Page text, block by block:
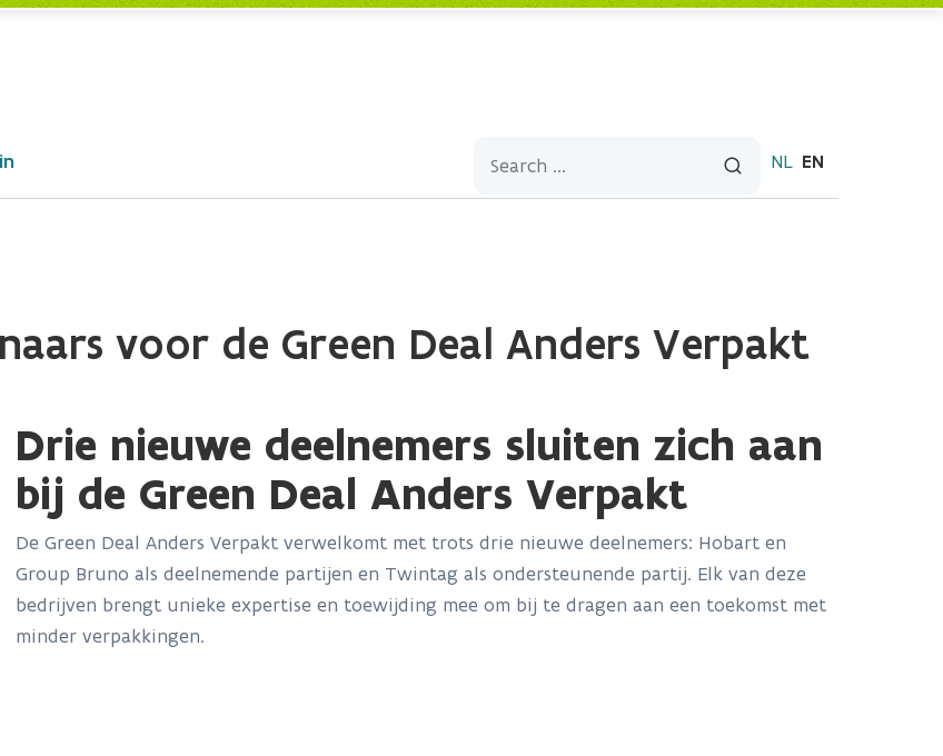
NL EN
voor de Green Deal Anders Verpakt
Drie nieuwe deelnemers sluiten zich aan
bij de Green Deal Anders Verpakt
De Green Deal Anders Verpakt verwelkomt met trots drie nieuwe deelnemers: Hobart en
Group Bruno als deelnemende partijen en Twintag als ondersteunende partij. Elk van deze
bedrijven brengt unieke expertise en toewijding mee om bij te dragen aan een toekomst met
minder verpakkingen.